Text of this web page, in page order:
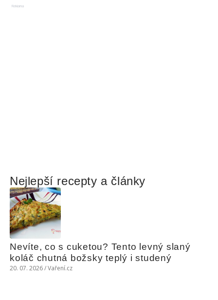
Reklama
Nejlepší recepty a články
Nevíte, co s cuketou? Tento levný slaný
koláč chutná božsky teplý i studený
20. 07. 2026 / Vaření.cz